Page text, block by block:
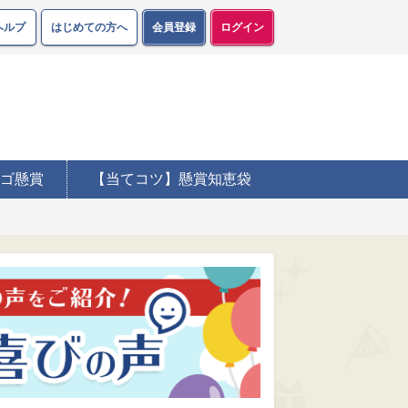
ルプ はじめての方へ 会員登録 ログイン
懸賞 【当てコツ】懸賞知恵袋